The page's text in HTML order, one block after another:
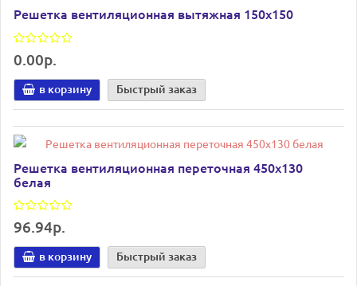
Решетка вентиляционная вытяжная 150х150
0.00р.
в корзину Быстрый заказ
Решетка вентиляционная переточная 450х130
белая
96.94р.
в корзину Быстрый заказ